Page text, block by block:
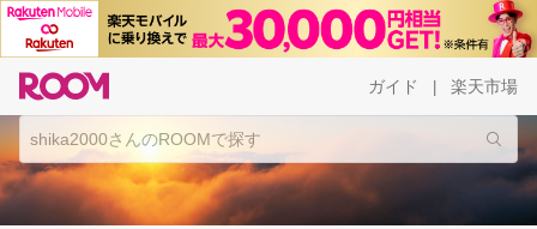
ガイド 楽天市場